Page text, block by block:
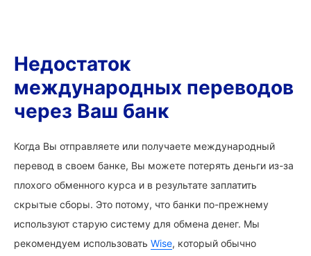
Недостаток
международных переводов
через Ваш банк
Когда Вы отправляете или получаете международный
перевод в своем банке, Вы можете потерять деньги из-за
плохого обменного курса и в результате заплатить
скрытые сборы. Это потому, что банки по-прежнему
используют старую систему для обмена денег. Мы
рекомендуем использовать Wise, который обычно